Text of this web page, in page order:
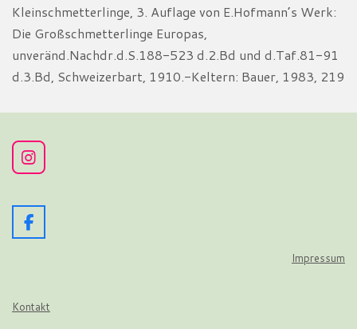
Kleinschmetterlinge, 3. Auflage von E.Hofmann’s Werk:
Die Großschmetterlinge Europas,
unveränd.Nachdr.d.S.188-523 d.2.Bd und d.Taf.81-91
d.3.Bd, Schweizerbart, 1910.-Keltern: Bauer, 1983, 219
I
n
t
a
g
F
a
o
Impressum
Kontakt